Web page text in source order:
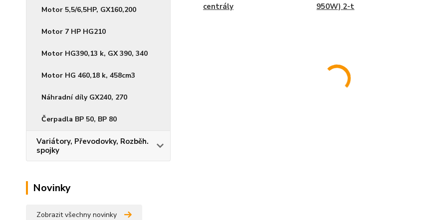
Motor 5,5/6,5HP, GX160,200
Motor 7 HP HG210
Motor HG390,13 k, GX 390, 340
Motor HG 460,18 k, 458cm3
Náhradní díly GX240, 270
Čerpadla BP 50, BP 80
Variátory, Převodovky, Rozběh.
spojky
Novinky
Zobrazit všechny novinky
centrály
950W) 2-t